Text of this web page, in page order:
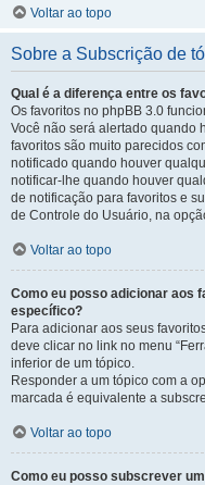
Voltar ao topo
Sobre a Subscrição de
Qual é a diferença entre os
Os favoritos no phpBB 3.0
Você não será alertado quando
favoritos são muito parecidos
notificado quando houver
notificar-lhe quando houver
de notificação para favoritos e
de Controle do Usuário, na
Voltar ao topo
Como eu posso adicionar aos
específico?
Para adicionar aos seus
deve clicar no link no menu
inferior de um tópico.
Responder a um tópico com a
marcada é equivalente a
Voltar ao topo
Como eu posso subscrever